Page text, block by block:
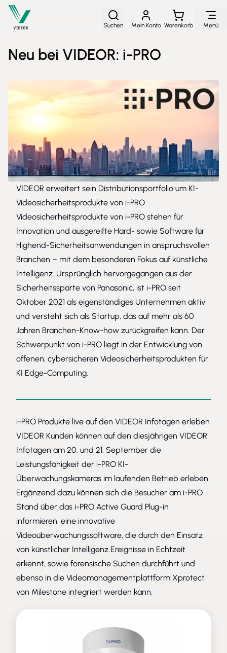
Direkt zum Inhalt
Suchen Mein Konto Warenkorb Menü
Neu bei VIDEOR: i-PRO
VIDEOR erweitert sein Distributionsportfolio um KI-
Videosicherheitsprodukte von i-PRO
Videosicherheitsprodukte von i-PRO stehen für
Innovation und ausgereifte Hard- sowie Software für
Highend-Sicherheitsanwendungen in anspruchsvollen
Branchen – mit dem besonderen Fokus auf künstliche
Intelligenz. Ursprünglich hervorgegangen aus der
Sicherheitssparte von Panasonic, ist i-PRO seit
Oktober 2021 als eigenständiges Unternehmen aktiv
und versteht sich als Startup, das auf mehr als 60
Jahren Branchen-Know-how zurückgreifen kann. Der
Schwerpunkt von i-PRO liegt in der Entwicklung von
offenen, cybersicheren Videosicherheitsprodukten für
KI Edge-Computing.
i-PRO Produkte live auf den VIDEOR Infotagen erleben
VIDEOR Kunden können auf den diesjährigen VIDEOR
Infotagen am 20. und 21. September die
Leistungsfähigkeit der i-PRO KI-
Überwachungskameras im laufenden Betrieb erleben.
Ergänzend dazu können sich die Besucher am i-PRO
Stand über das i-PRO Active Guard Plug-in
informieren, eine innovative
Videoüberwachungssoftware, die durch den Einsatz
von künstlicher Intelligenz Ereignisse in Echtzeit
erkennt, sowie forensische Suchen durchführt und
ebenso in die Videomanagementplattform Xprotect
von Milestone integriert werden kann.